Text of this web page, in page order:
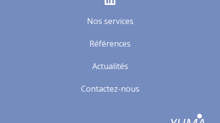
Nos services
Références
Actualités
Contactez-nous